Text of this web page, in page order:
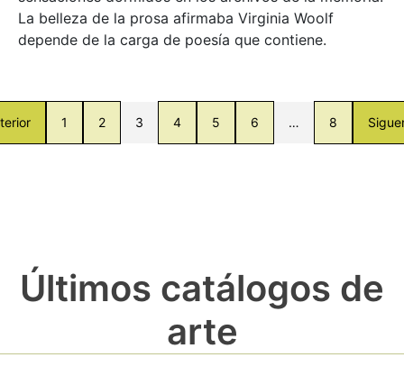
La belleza de la prosa afirmaba Virginia Woolf
depende de la carga de poesía que contiene.
1 2 3 4 5 6 … 8
Últimos catálogos de
arte